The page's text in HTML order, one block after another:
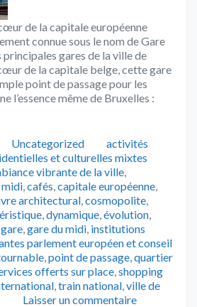
de la capitale européenne
connue sous le nom de Gare
principales gares de la ville de
de la capitale belge, cette gare
point de passage pour les
l’essence même de Bruxelles :
Catégories
Uncategorized Tags
activités
et culturelles mixtes
vibrante de la ville,
,cafés,capitale européenne,
architectural,cosmopolite,
,dynamique,évolution,
gare,gare du midi, institutions
parlement européen et conseil
,point de passage,quartier
offerts sur place,shopping
,train national,ville de
Laisser un commentaire